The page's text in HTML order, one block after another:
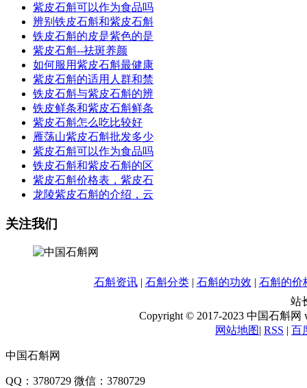
紫皮石斛可以作为食品吗
辨别铁皮石斛和紫皮石斛
铁皮石斛的皮是紫色的是
紫皮石斛--祛斑养颜
如何服用紫皮石斛最健康
紫皮石斛的适用人群和禁
铁皮石斛与紫皮石斛的辨
铁皮鲜条和紫皮石斛鲜条
紫皮石斛怎么吃比较好
雁荡山紫皮石斛批发多少
紫皮石斛可以作为食品吗
铁皮石斛和紫皮石斛的区
紫皮石斛价格表，紫皮石
龙陵紫皮石斛的介绍，云
关注我们
石斛资讯| 石斛分类| 石斛的功效 | 石斛的价
站
Copyright © 2017-2023 中国石斛网
网站地图| RSS | 百
中国石斛网
QQ：3780729 微信：3780729